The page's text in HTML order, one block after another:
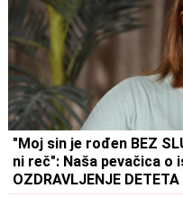
"Moj sin je rođen BEZ
ni reč": Naša pevačica o
OZDRAVLJENJE DETETA